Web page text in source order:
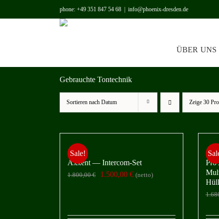
Inhalt
phone: +49 351 847 54 68 | info@phoenix-dresden.de
ÜBER UNS
Gebrauchte Tontechnik
Sortieren nach Datum Zeige 30
Sale!
Axxent — Intercom-Set
1.800,00€
Ursprünglicher
1.800,00 €
1.500,00 €Aktueller
1.500,00 €.
(netto)
Pro